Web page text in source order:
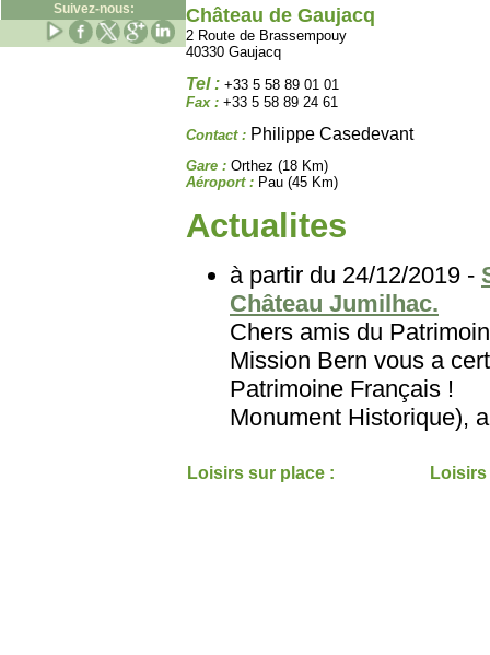
Suivez-nous:
Château de Gaujacq
2 Route de Brassempouy
40330 Gaujacq
Tel : +33 5 58 89 01 01
Fax : +33 5 58 89 24 61
Contact : Philippe Casedevant
Gare : Orthez (18 Km)
Aéroport : Pau (45 Km)
Actualites
à partir du 24/12/2019 -
Château Jumilhac.
Chers amis du
Mission Bern vous a
Patrimoine
Monument Historique),
Loisirs sur place :